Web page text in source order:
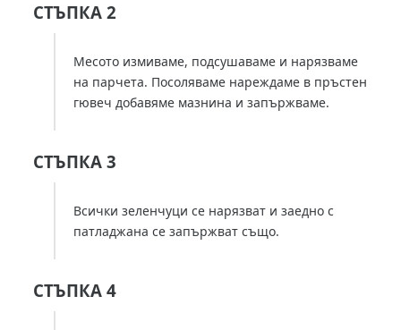
СТЪПКА 2
Месото измиваме, подсушаваме и нарязваме
на парчета. Посоляваме нареждаме в пръстен
гювеч добавяме мазнина и запържваме.
СТЪПКА 3
Всички зеленчуци се нарязват и заедно с
патладжана се запържват също.
СТЪПКА 4